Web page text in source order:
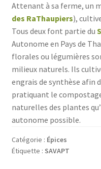
Attenant à sa ferme, un
des RaThaupiers),
Tous deux font partie du
Autonome en Pays de
florales ou légumières
milieux naturels. Ils
engrais de synthèse afin
pratiquant le
naturelles des plantes
autonome possible.
Catégorie : Épices
Étiquette : SAVAPT